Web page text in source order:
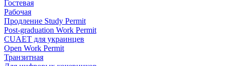
Гостевая
Рабочая
Продление Study Permit
Post-graduation Work Permit
CUAET для украинцев
Open Work Permit
Транзитная